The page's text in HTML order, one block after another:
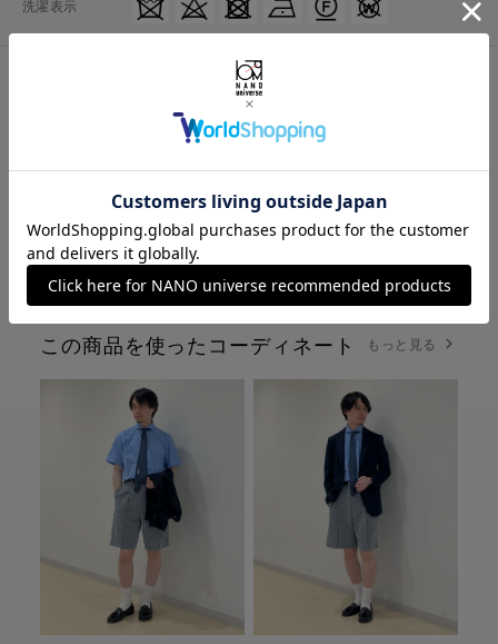
洗濯表示
★
★
0件のレビュー
この商品を使ったコーディネート もっと見る